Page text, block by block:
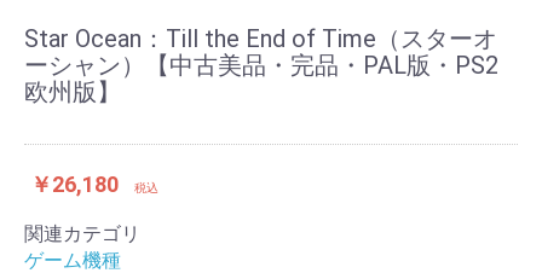
Star Ocean：Till the End of Time（スターオ
ーシャン）【中古美品・完品・PAL版・PS2
欧州版】
￥26,180 税込
関連カテゴリ
ゲーム機種